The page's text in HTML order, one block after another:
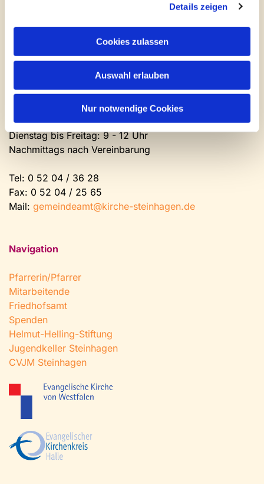
Details zeigen
Cookies zulassen
Auswahl erlauben
Nur notwendige Cookies
Mail:gemeindeamt@kirche-steinhagen.de
Newsletter abonnieren
Kontakt und Öffnungszeiten
Gemeinde- und Friedhofsamt
Montag: geschlossen
Dienstag bis Freitag: 9 - 12 Uhr
Nachmittags nach Vereinbarung
Tel: 0 52 04 / 36 28
Fax: 0 52 04 / 25 65
Mail: gemeindeamt@kirche-steinhagen.de
Navigation
Pfarrerin/Pfarrer
Mitarbeitende
Friedhofsamt
Spenden
Helmut-Helling-Stiftung
Jugendkeller Steinhagen
CVJM Steinhagen